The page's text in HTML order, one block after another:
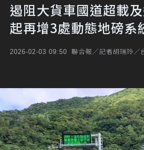
遏阻大貨車國道超載
起再增3處動態地磅系
2026-02-03 09:50 聯合報／記者胡瑞玲／